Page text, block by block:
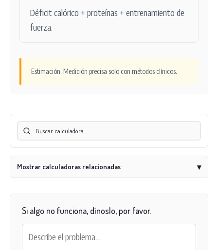
Déficit calórico + proteínas + entrenamiento de
fuerza.
Estimación. Medición precisa solo con métodos clínicos.
Mostrar calculadoras relacionadas ▾
Si algo no funciona, dínoslo, por favor.